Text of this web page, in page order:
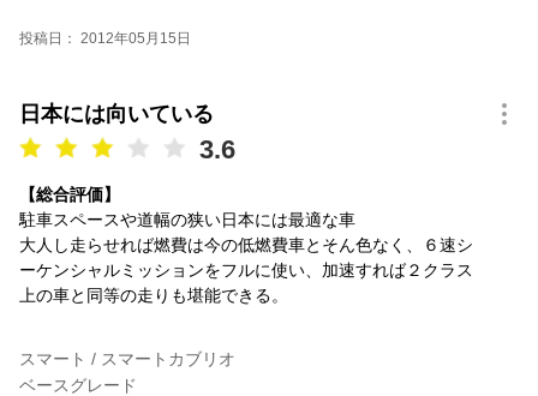
投稿日： 2012年05月15日
日本には向いている
3.6
【総合評価】
駐車スペースや道幅の狭い日本には最適な車
大人し走らせれば燃費は今の低燃費車とそん色なく、６速シ
ーケンシャルミッションをフルに使い、加速すれば２クラス
上の車と同等の走りも堪能できる。
スマート / スマートカブリオ
ベースグレード